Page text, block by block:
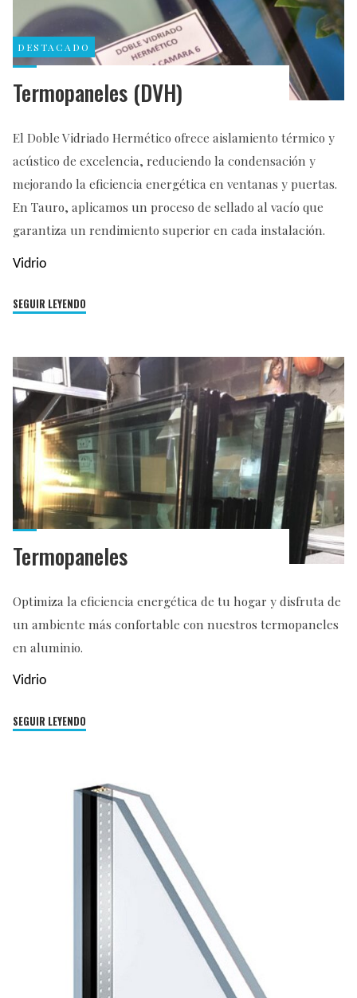
DESTACADO
Termopaneles (DVH)
El Doble Vidriado Hermético ofrece aislamiento térmico y
acústico de excelencia, reduciendo la condensación y
mejorando la eficiencia energética en ventanas y puertas.
En Tauro, aplicamos un proceso de sellado al vacío que
garantiza un rendimiento superior en cada instalación.
Vidrio
SEGUIR LEYENDO
Termopaneles
Optimiza la eficiencia energética de tu hogar y disfruta de
un ambiente más confortable con nuestros termopaneles
en aluminio.
Vidrio
SEGUIR LEYENDO